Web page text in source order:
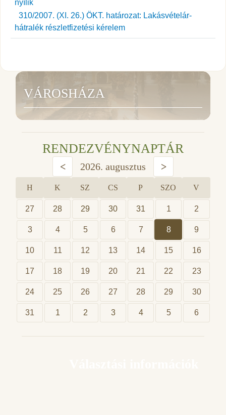
310/2007. (XI. 26.) ÖKT. határozat: Lakásvételár-
hátralék részletfizetési kérelem
VÁROSHÁZA
RENDEZVÉNYNAPTÁR
< 2026. augusztus >
H K SZ CS P SZO V
27 28 29 30 31 1 2
3 4 5 6 7 8 9
10 11 12 13 14 15 16
17 18 19 20 21 22 23
24 25 26 27 28 29 30
31 1 2 3 4 5 6